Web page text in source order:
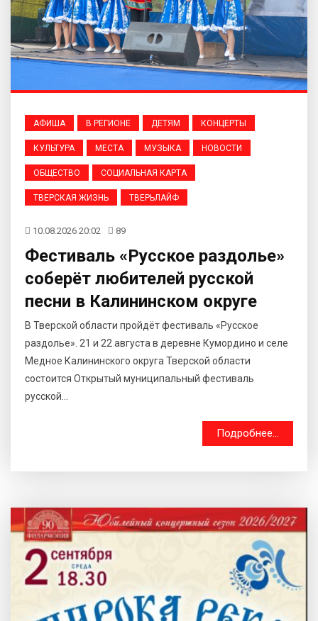
АФИША В РЕГИОНЕ ДЕТЯМ КОНЦЕРТЫ
КУЛЬТУРА МЕСТА МУЗЫКА НОВОСТИ
ОБЩЕСТВО СОЦИАЛЬНАЯ КАРТА
ТВЕРСКАЯ ЖИЗНЬ ТВЕРЬЛАЙФ
10.08.2026 20:02 89
Фестиваль «Русское раздолье»
соберёт любителей русской
песни в Калининском округе
В Тверской области пройдёт фестиваль «Русское
раздолье». 21 и 22 августа в деревне Кумордино и селе
Медное Калининского округа Тверской области
состоится Открытый муниципальный фестиваль
русской...
Подробнее...